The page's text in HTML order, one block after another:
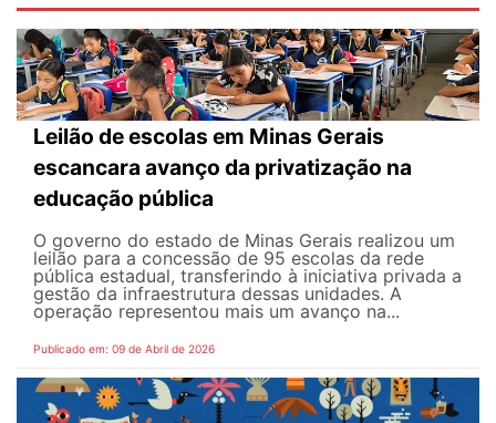
Leilão de escolas em Minas Gerais
escancara avanço da privatização na
educação pública
O governo do estado de Minas Gerais realizou um
leilão para a concessão de 95 escolas da rede
pública estadual, transferindo à iniciativa privada a
gestão da infraestrutura dessas unidades. A
operação representou mais um avanço na...
Publicado em: 09 de Abril de 2026